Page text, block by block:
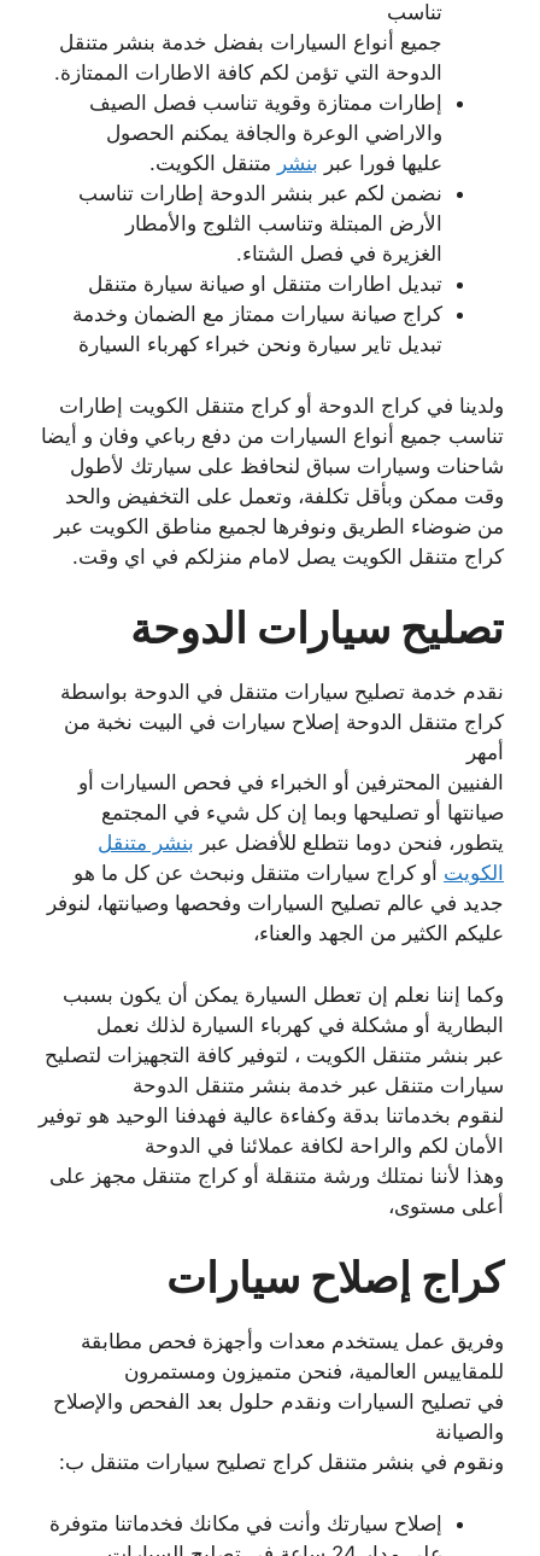
تناسب
جميع أنواع السيارات بفضل خدمة بنشر متنقل
الدوحة التي تؤمن لكم كافة الاطارات الممتازة.
إطارات ممتازة وقوية تناسب فصل الصيف
والاراضي الوعرة والجافة يمكنم الحصول
عليها فورا عبر بنشر متنقل الكويت.
نضمن لكم عبر بنشر الدوحة إطارات تناسب
الأرض المبتلة وتناسب الثلوج والأمطار
الغزيرة في فصل الشتاء.
تبديل اطارات متنقل او صيانة سيارة متنقل
كراج صيانة سيارات ممتاز مع الضمان وخدمة
تبديل تاير سيارة ونحن خبراء كهرباء السيارة
ولدينا في كراج الدوحة أو كراج متنقل الكويت إطارات
تناسب جميع أنواع السيارات من دفع رباعي وفان و أيضا
شاحنات وسيارات سباق لنحافظ على سيارتك لأطول
وقت ممكن وبأقل تكلفة، وتعمل على التخفيض والحد
من ضوضاء الطريق ونوفرها لجميع مناطق الكويت عبر
كراج متنقل الكويت يصل لامام منزلكم في اي وقت.
تصليح سيارات الدوحة
نقدم خدمة تصليح سيارات متنقل في الدوحة بواسطة
كراج متنقل الدوحة إصلاح سيارات في البيت نخبة من
أمهر
الفنيين المحترفين أو الخبراء في فحص السيارات أو
صيانتها أو تصليحها وبما إن كل شيء في المجتمع
يتطور، فنحن دوما نتطلع للأفضل عبر بنشر متنقل
الكويت أو كراج سيارات متنقل ونبحث عن كل ما هو
جديد في عالم تصليح السيارات وفحصها وصيانتها، لنوفر
عليكم الكثير من الجهد والعناء،
وكما إننا نعلم إن تعطل السيارة يمكن أن يكون بسبب
البطارية أو مشكلة في كهرباء السيارة لذلك نعمل
عبر بنشر متنقل الكويت ، لتوفير كافة التجهيزات لتصليح
سيارات متنقل عبر خدمة بنشر متنقل الدوحة
لنقوم بخدماتنا بدقة وكفاءة عالية فهدفنا الوحيد هو توفير
الأمان لكم والراحة لكافة عملائنا في الدوحة
وهذا لأننا نمتلك ورشة متنقلة أو كراج متنقل مجهز على
أعلى مستوى،
كراج إصلاح سيارات
وفريق عمل يستخدم معدات وأجهزة فحص مطابقة
للمقاييس العالمية، فنحن متميزون ومستمرون
في تصليح السيارات ونقدم حلول بعد الفحص والإصلاح
والصيانة
ونقوم في بنشر متنقل كراج تصليح سيارات متنقل ب:
إصلاح سيارتك وأنت في مكانك فخدماتنا متوفرة